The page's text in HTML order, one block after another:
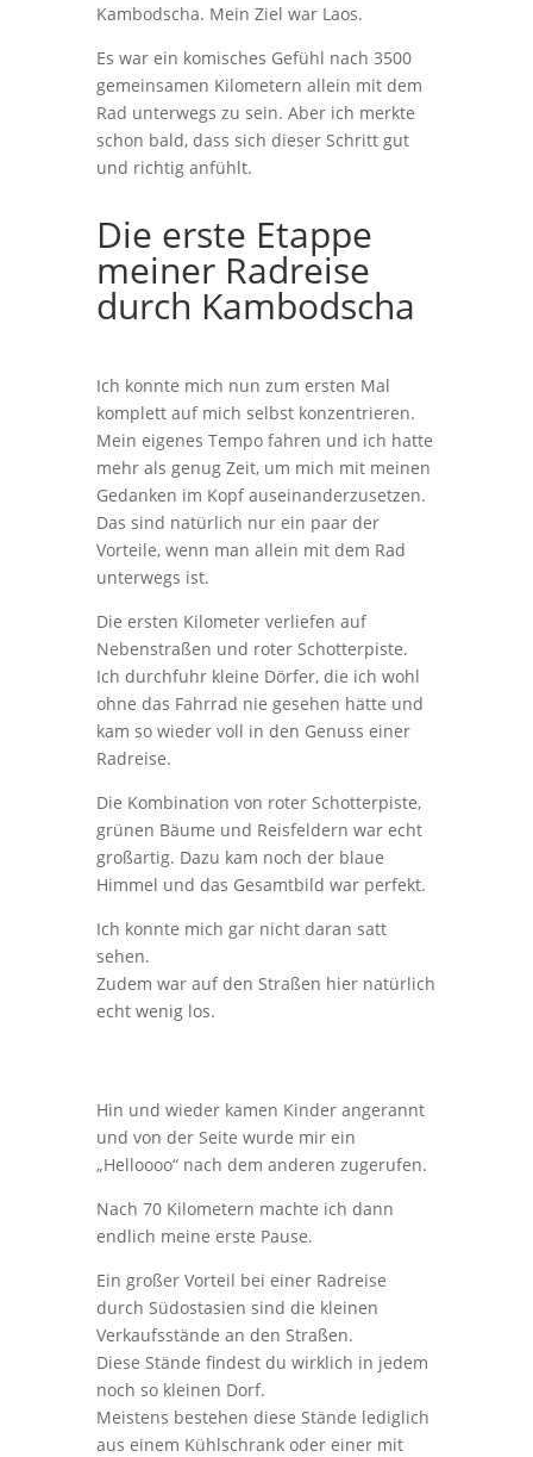
Kambodscha. Mein Ziel war Laos.
Es war ein komisches Gefühl nach 3500
gemeinsamen Kilometern allein mit dem
Rad unterwegs zu sein. Aber ich merkte
schon bald, dass sich dieser Schritt gut
und richtig anfühlt.
Die erste Etappe
meiner Radreise
durch Kambodscha
Ich konnte mich nun zum ersten Mal
komplett auf mich selbst konzentrieren.
Mein eigenes Tempo fahren und ich hatte
mehr als genug Zeit, um mich mit meinen
Gedanken im Kopf auseinanderzusetzen.
Das sind natürlich nur ein paar der
Vorteile, wenn man allein mit dem Rad
unterwegs ist.
Die ersten Kilometer verliefen auf
Nebenstraßen und roter Schotterpiste.
Ich durchfuhr kleine Dörfer, die ich wohl
ohne das Fahrrad nie gesehen hätte und
kam so wieder voll in den Genuss einer
Radreise.
Die Kombination von roter Schotterpiste,
grünen Bäume und Reisfeldern war echt
großartig. Dazu kam noch der blaue
Himmel und das Gesamtbild war perfekt.
Ich konnte mich gar nicht daran satt
sehen.
Zudem war auf den Straßen hier natürlich
echt wenig los.
Hin und wieder kamen Kinder angerannt
und von der Seite wurde mir ein
„Helloooo“ nach dem anderen zugerufen.
Nach 70 Kilometern machte ich dann
endlich meine erste Pause.
Ein großer Vorteil bei einer Radreise
durch Südostasien sind die kleinen
Verkaufsstände an den Straßen.
Diese Stände findest du wirklich in jedem
noch so kleinen Dorf.
Meistens bestehen diese Stände lediglich
aus einem Kühlschrank oder einer mit